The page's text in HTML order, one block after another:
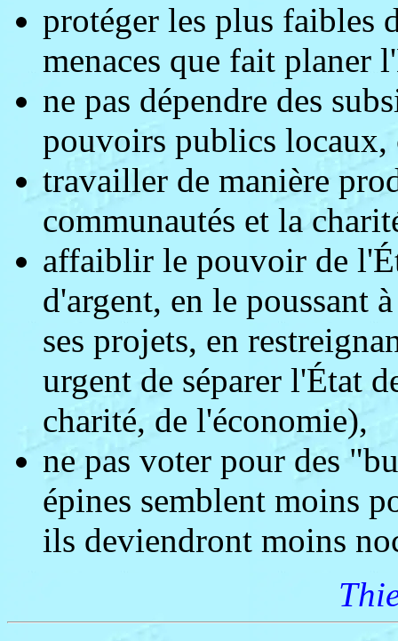
protéger les plus faibles
menaces que fait planer
ne pas dépendre des
pouvoirs publics locaux,
travailler de manière
communautés et la
affaiblir le pouvoir de
d'argent, en le poussant
ses projets, en
urgent de séparer l'État
charité, de l'économie),
ne pas voter pour des
épines semblent moins
ils deviendront moins